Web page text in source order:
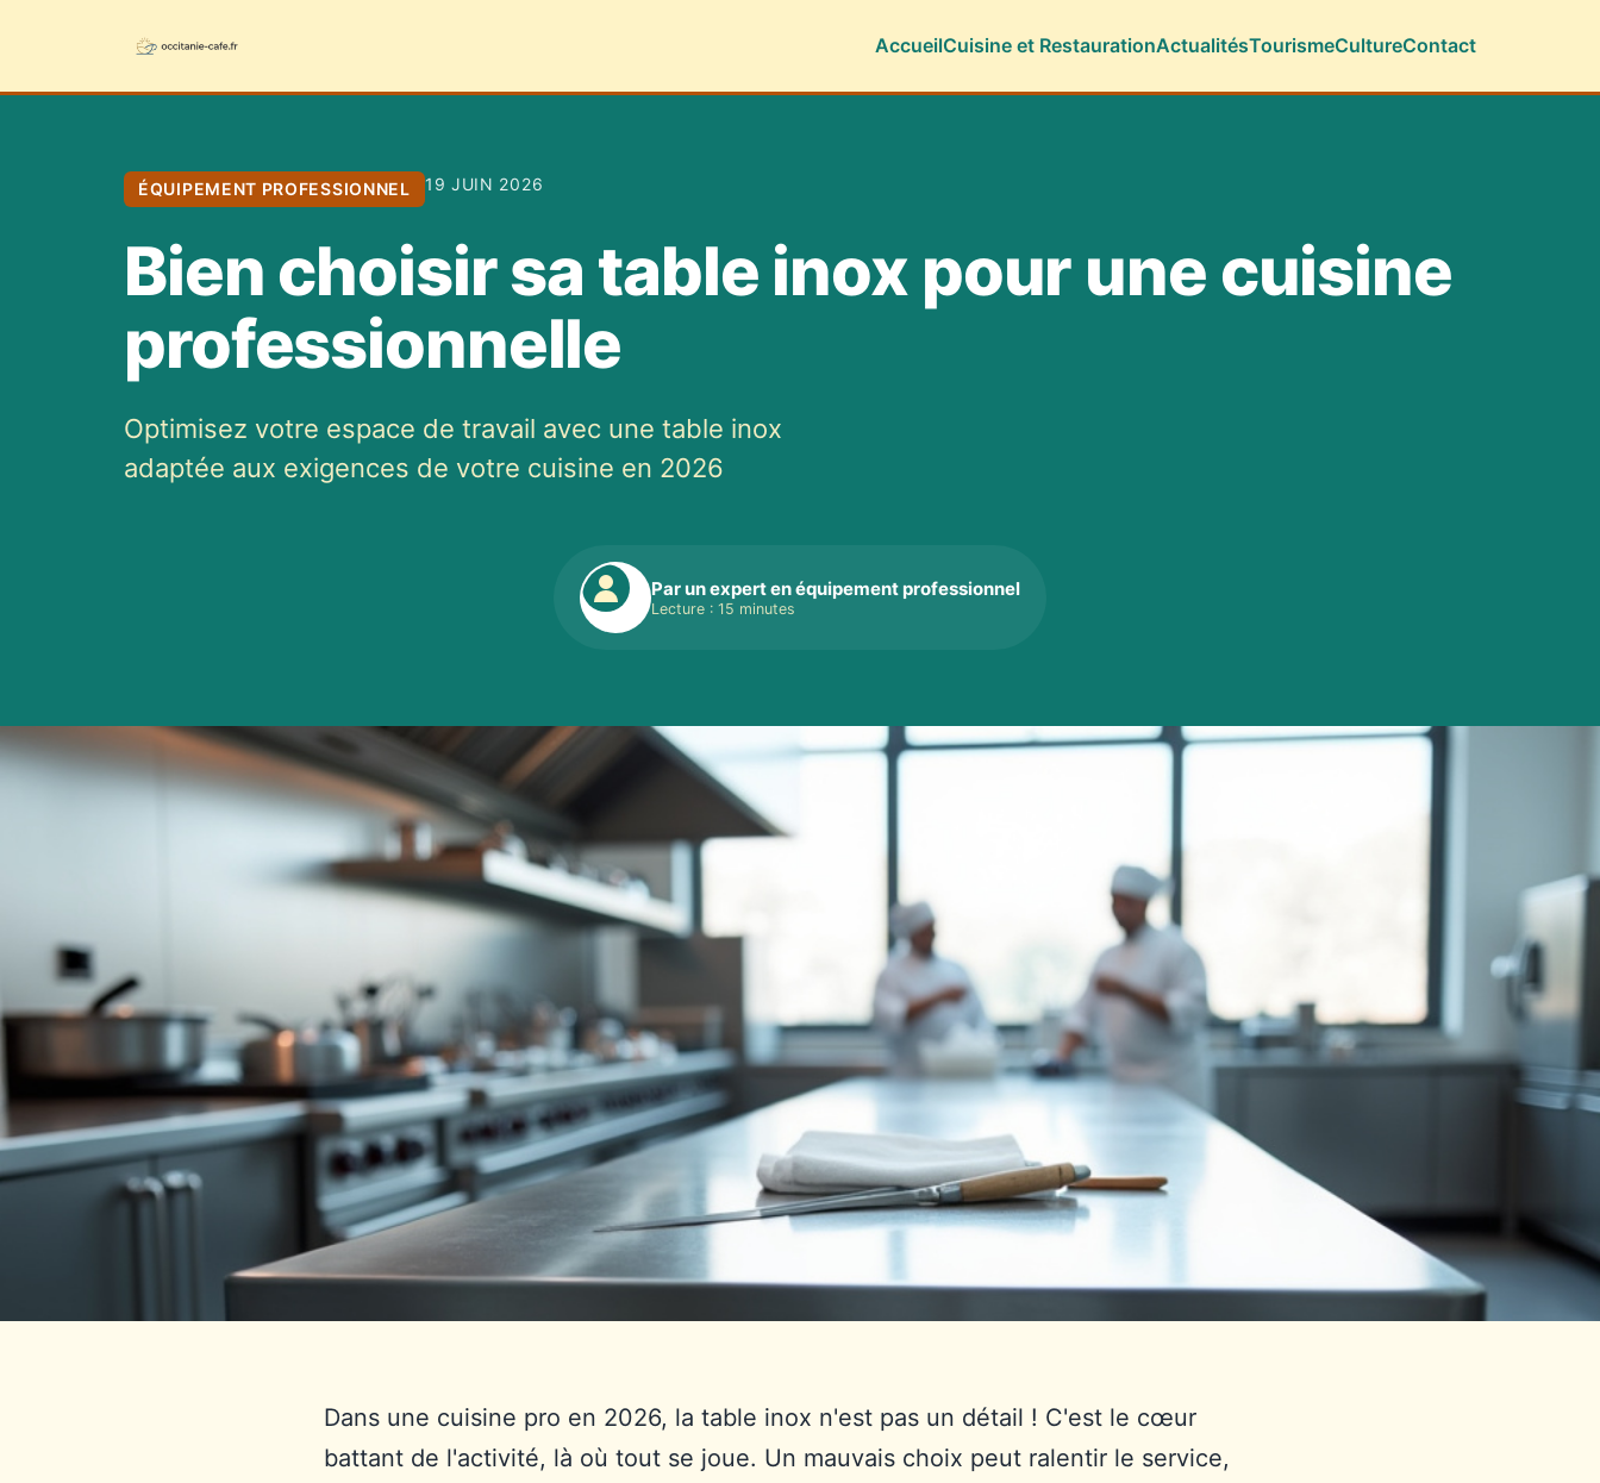
AccueilCuisine et RestaurationActualitésTourismeCultureContact
ÉQUIPEMENT PROFESSIONNEL 19 JUIN 2026
Bien choisir sa table inox pour une cuisine
professionnelle
Optimisez votre espace de travail avec une table inox
adaptée aux exigences de votre cuisine en 2026
Par un expert en équipement professionnel
Lecture : 15 minutes
Dans une cuisine pro en 2026, la table inox n'est pas un détail ! C'est le cœur
battant de l'activité, là où tout se joue. Un mauvais choix peut ralentir le service,